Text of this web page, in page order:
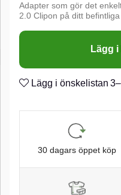
Adapter som gör det
2.0 Clipon på ditt befintliga
Lägg
Lägg i önskelistan
30 dagars öppet köp